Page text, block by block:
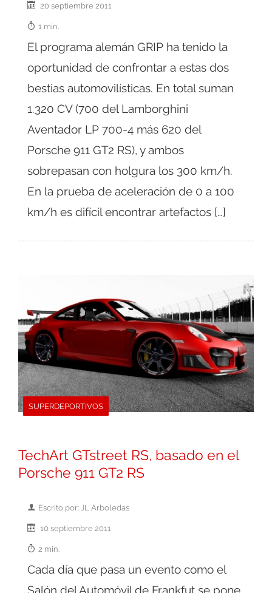
20 septiembre 2011
1 min.
El programa alemán GRIP ha tenido la
oportunidad de confrontar a estas dos
bestias automovilísticas. En total suman
1.320 CV (700 del Lamborghini
Aventador LP 700-4 más 620 del
Porsche 911 GT2 RS), y ambos
sobrepasan con holgura los 300 km/h.
En la prueba de aceleración de 0 a 100
km/h es difícil encontrar artefactos […]
SUPERDEPORTIVOS
TechArt GTstreet RS, basado en el
Porsche 911 GT2 RS
Escrito por: JL Arboledas
10 septiembre 2011
2 min.
Cada día que pasa un evento como el
Salón del Automóvil de Frankfut se pone